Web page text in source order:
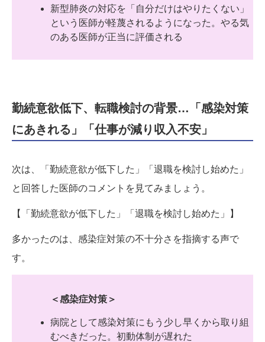
新型肺炎の対応を「自分だけはやりたくない」
という医師が軽蔑されるようになった。やる気
のある医師が正当に評価される
勤続意欲低下、転職検討の背景…「感染対策
にあきれる」「仕事が減り収入不安」
次は、「勤続意欲が低下した」「退職を検討し始めた」
と回答した医師のコメントを見てみましょう。
【「勤続意欲が低下した」「退職を検討し始めた」】
多かったのは、感染症対策の不十分さを指摘する声で
す。
＜感染症対策＞
病院として感染対策にもう少し早くから取り組
むべきだった。初動体制が遅れた